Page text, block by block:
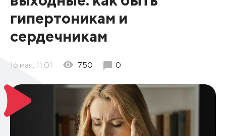
гипертоникам и
сердечникам
16 мая, 11:01 750 0